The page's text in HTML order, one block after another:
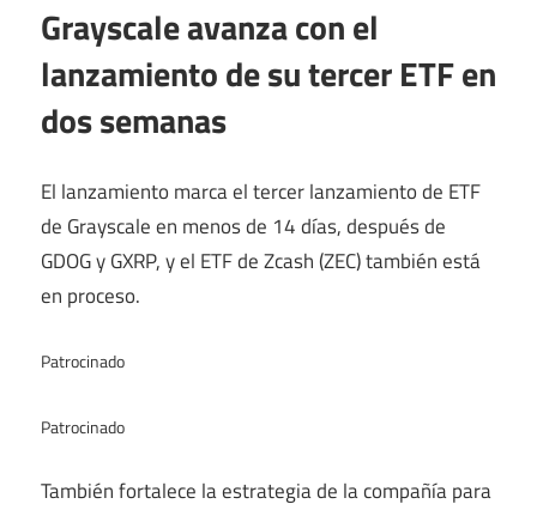
Grayscale avanza con el
lanzamiento de su tercer ETF en
dos semanas
El lanzamiento marca el tercer lanzamiento de ETF
de Grayscale en menos de 14 días, después de
GDOG y GXRP, y el ETF de Zcash (ZEC) también está
en proceso.
Patrocinado
Patrocinado
También fortalece la estrategia de la compañía para